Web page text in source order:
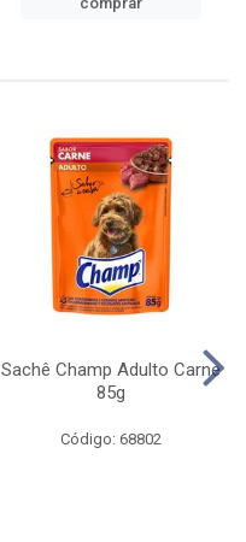
Sachê Champ Adulto Carne
85g
Código: 68802